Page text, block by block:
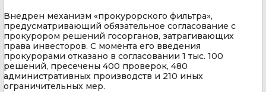
Внедрен механизм «прокурорского фильтра»,
предусматривающий обязательное согласование с
прокурором решений госорганов, затрагивающих
права инвесторов. С момента его введения
прокурорами отказано в согласовании 1 тыс. 100
решений, пресечены 400 проверок, 480
административных производств и 210 иных
ограничительных мер.